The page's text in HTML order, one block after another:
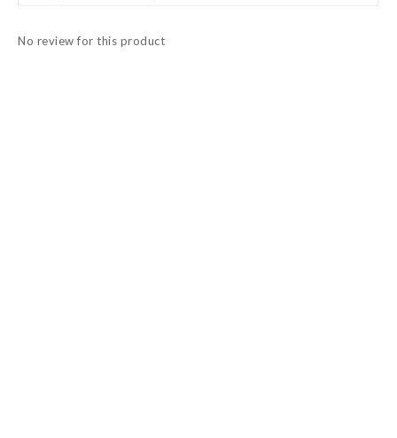
No review for this product